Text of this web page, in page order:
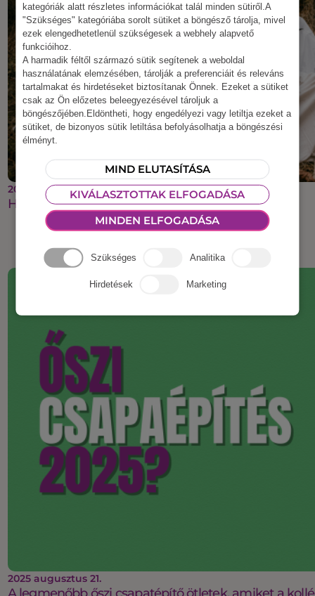
2025 szeptember 22.
Halloweeni csapatépítés
2025 augusztus 21.
kategóriák alatt részletes információkat talál minden sütiről.A
"Szükséges" kategóriába sorolt sütiket a böngésző tárolja, mivel
ezek elengedhetetlenül szükségesek a webhely alapvető
funkcióihoz.
A harmadik féltől származó sütik segítenek a weboldal
használatának elemzésében, tárolják a preferenciáit és releváns
tartalmakat és hirdetéseket biztosítanak Önnek. Ezeket a sütiket
csak az Ön előzetes beleegyezésével tároljuk a
böngészőjében.Eldöntheti, hogy engedélyezi vagy letiltja ezeket a
sütiket, de bizonyos sütik letiltása befolyásolhatja a böngészési
élményt.
MIND ELUTASÍTÁSA
KIVÁLASZTOTTAK ELFOGADÁSA
MINDEN ELFOGADÁSA
Szükséges Analitika
Hirdetések Marketing